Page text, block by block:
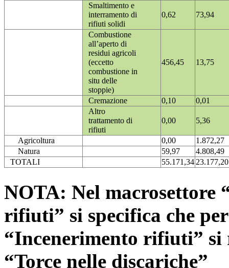
Smaltimento e
interramento di
rifiuti solidi
0,62 73,94
Combustione
all’aperto di
residui agricoli
(eccetto
combustione in
situ delle
stoppie)
456,45 13,75
Cremazione 0,10
0,01
Altro
trattamento di
rifiuti
0,00 5,36
Agricoltura 0,00
1.872,27
Natura
59,97
4.808,49
TOTALI
55.171,3423.177,20
NOTA: Nel macrosettore
rifiuti” si specifica che
“Incenerimento rifiuti”
“Torce nelle discariche”